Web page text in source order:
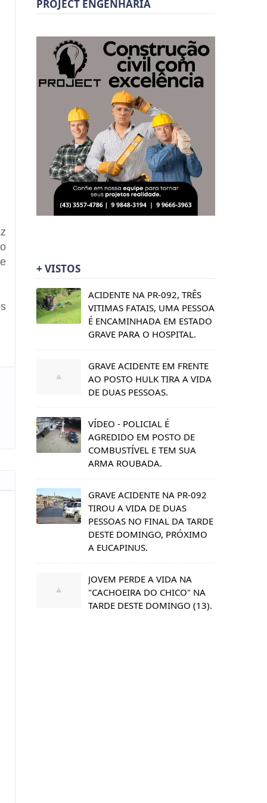
PROJECT ENGENHARIA
+ VISTOS
ACIDENTE NA PR-092, TRÊS
VITIMAS FATAIS, UMA PESSOA
É ENCAMINHADA EM ESTADO
GRAVE PARA O HOSPITAL.
GRAVE ACIDENTE EM FRENTE
AO POSTO HULK TIRA A VIDA
DE DUAS PESSOAS.
VÍDEO - POLICIAL É
AGREDIDO EM POSTO DE
COMBUSTÍVEL E TEM SUA
ARMA ROUBADA.
GRAVE ACIDENTE NA PR-092
TIROU A VIDA DE DUAS
PESSOAS NO FINAL DA TARDE
DESTE DOMINGO, PRÓXIMO
A EUCAPINUS.
JOVEM PERDE A VIDA NA
"CACHOEIRA DO CHICO" NA
TARDE DESTE DOMINGO (13).